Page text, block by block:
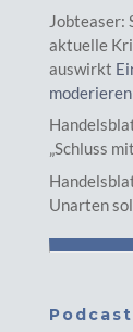
Jobteaser:
aktuelle
auswirkt
„Schluss
Unarten